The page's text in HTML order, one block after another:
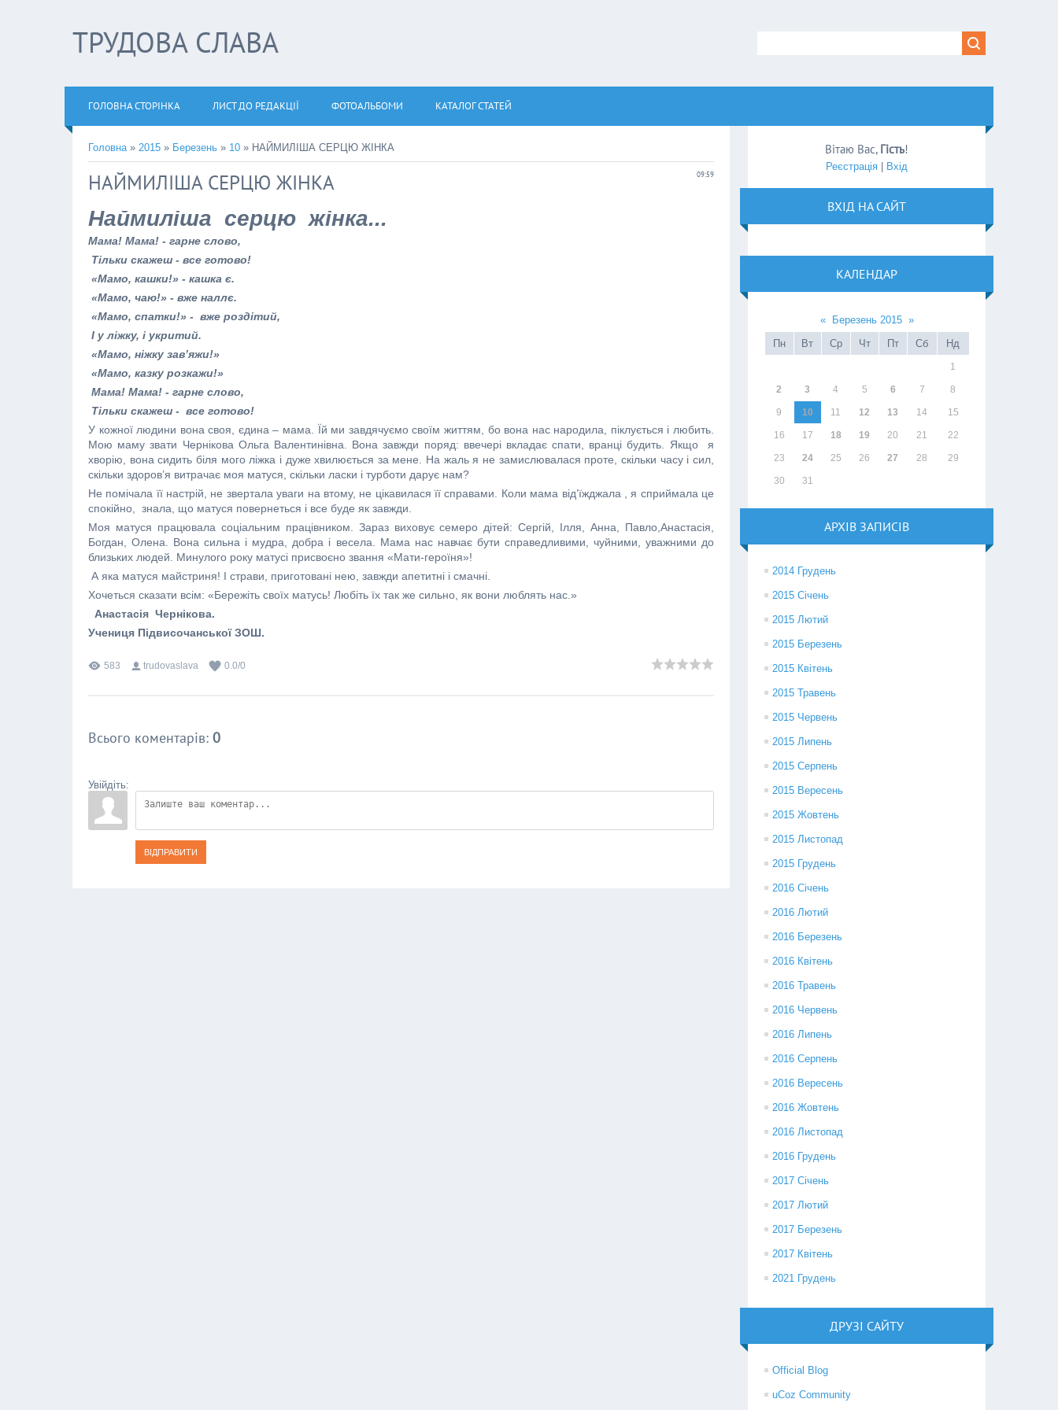
ТРУДОВА СЛАВА
ГОЛОВНА СТОРІНКА ЛИСТ ДО РЕДАКЦІЇ ФОТОАЛЬБОМИ КАТАЛОГ СТАТЕЙ
Головна» 2015 » Березень » 10 » НАЙМИЛІША СЕРЦЮ ЖІНКА
09:59
НАЙМИЛІША СЕРЦЮ ЖІНКА
Наймиліша серцю жінка...
Мама! Мама! - гарне слово,
Тільки скажеш - все готово!
«Мамо, кашки!» - кашка є.
«Мамо, чаю!» - вже наллє.
«Мамо, спатки!» - вже роздітий,
І у ліжку, і укритий.
«Мамо, ніжку зав’яжи!»
«Мамо, казку розкажи!»
Мама! Мама! - гарне слово,
Тільки скажеш - все готово!
У кожної людини вона своя, єдина – мама. Їй ми завдячуємо своїм життям, бо вона нас народила, піклується і любить.
Мою маму звати Чернікова Ольга Валентинівна. Вона завжди поряд: ввечері вкладає спати, вранці будить. Якщо я
хворію, вона сидить біля мого ліжка і дуже хвилюється за мене. На жаль я не замислювалася проте, скільки часу і сил,
скільки здоров’я витрачає моя матуся, скільки ласки і турботи дарує нам?
Не помічала її настрій, не звертала уваги на втому, не цікавилася її справами. Коли мама від’їжджала , я сприймала це
спокійно, знала, що матуся повернеться і все буде як завжди.
Моя матуся працювала соціальним працівником. Зараз виховує семеро дітей: Сергій, Ілля, Анна, Павло,Анастасія,
Богдан, Олена. Вона сильна і мудра, добра і весела. Мама нас навчає бути справедливими, чуйними, уважними до
близьких людей. Минулого року матусі присвоєно звання «Мати-героїня»!
А яка матуся майстриня! І страви, приготовані нею, завжди апетитні і смачні.
Хочеться сказати всім: «Бережіть своїх матусь! Любіть їх так же сильно, як вони люблять нас.»
Анастасія Чернікова.
Учениця Підвисочанської ЗОШ.
583 trudovaslava 0.0/0
Всього коментарів: 0
Увійдіть:
ВІДПРАВИТИ
Вітаю Вас, Гість!
Реєстрація Вхід
ВХІД НА САЙТ
КАЛЕНДАР
« Березень 2015 »
Пн
Вт Ср Чт Пт Сб Нд
1
2 3 4 5 6 7 8
9 10 11 12 13 14 15
16 17 18 19 20 21 22
23 24 25 26 27 28 29
30 31
АРХІВ ЗАПИСІВ
2014 Грудень
2015 Січень
2015 Лютий
2015 Березень
2015 Квітень
2015 Травень
2015 Червень
2015 Липень
2015 Серпень
2015 Вересень
2015 Жовтень
2015 Листопад
2015 Грудень
2016 Січень
2016 Лютий
2016 Березень
2016 Квітень
2016 Травень
2016 Червень
2016 Липень
2016 Серпень
2016 Вересень
2016 Жовтень
2016 Листопад
2016 Грудень
2017 Січень
2017 Лютий
2017 Березень
2017 Квітень
2021 Грудень
ДРУЗІ САЙТУ
Official Blog
uCoz Community